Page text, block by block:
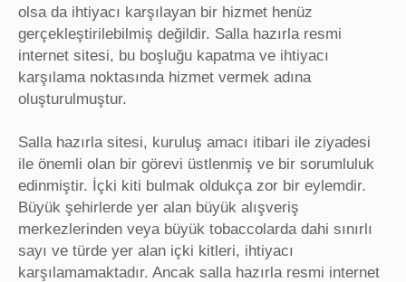
olsa da ihtiyacı karşılayan bir hizmet henüz
gerçekleştirilebilmiş değildir. Salla hazırla resmi
internet sitesi, bu boşluğu kapatma ve ihtiyacı
karşılama noktasında hizmet vermek adına
oluşturulmuştur.
Salla hazırla sitesi, kuruluş amacı itibari ile ziyadesi
ile önemli olan bir görevi üstlenmiş ve bir sorumluluk
edinmiştir. İçki kiti bulmak oldukça zor bir eylemdir.
Büyük şehirlerde yer alan büyük alışveriş
merkezlerinden veya büyük tobaccolarda dahi sınırlı
sayı ve türde yer alan içki kitleri, ihtiyacı
karşılamamaktadır. Ancak salla hazırla resmi internet